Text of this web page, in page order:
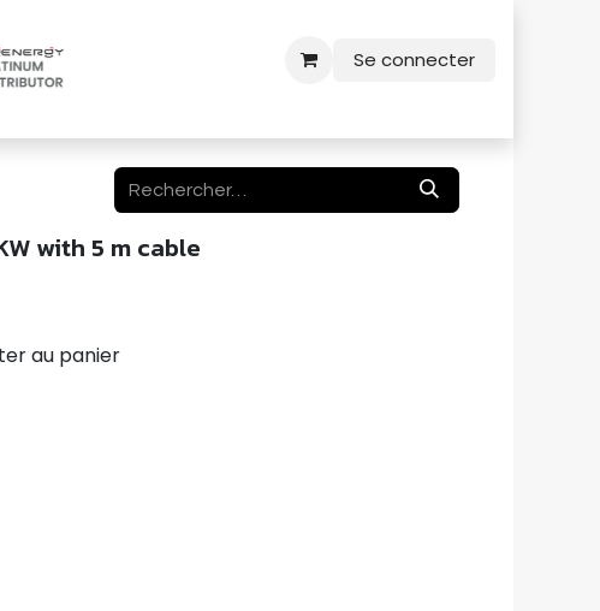
Se connecter
with 5 m cable
au panier